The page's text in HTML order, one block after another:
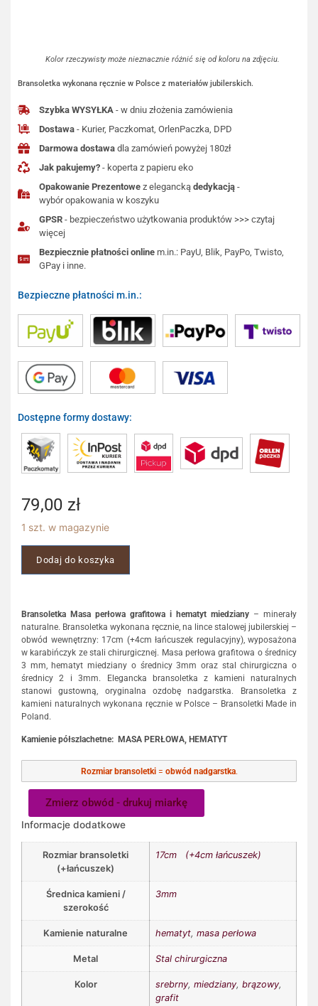
Kolor rzeczywisty może nieznacznie różnić się od koloru na zdjęciu.
Bransoletka wykonana ręcznie w Polsce z materiałów jubilerskich.
Szybka WYSYŁKA - w dniu złożenia zamówienia
Dostawa - Kurier, Paczkomat, OrlenPaczka, DPD
Darmowa dostawa dla zamówień powyżej 180zł
Jak pakujemy? - koperta z papieru eko
Opakowanie Prezentowe z eleganckądedykacją -
wybór opakowania w koszyku
GPSR - bezpieczeństwo użytkowania produktów >>> czytaj
więcej
Bezpiecznie płatności online m.in.: PayU, Blik, PayPo, Twisto,
GPay i inne.
Bezpieczne płatności m.in.:
Dostępne formy dostawy:
79,00 zł
1 szt. w magazynie
Dodaj do koszyka
Bransoletka Masa perłowa grafitowa i hematyt miedziany – minerały
naturalne. Bransoletka wykonana ręcznie, na lince stalowej jubilerskiej –
obwód wewnętrzny: 17cm (+4cm łańcuszek regulacyjny), wyposażona
w karabińczyk ze stali chirurgicznej. Masa perłowa grafitowa o średnicy
3 mm, hematyt miedziany o średnicy 3mm oraz stal chirurgiczna o
średnicy 2 i 3mm. Elegancka bransoletka z kamieni naturalnych
stanowi gustowną, oryginalna ozdobę nadgarstka. Bransoletka z
kamieni naturalnych wykonana ręcznie w Polsce – Bransoletki Made in
Poland.
Kamienie półszlachetne: MASA PERŁOWA, HEMATYT
Rozmiar bransoletki= obwód nadgarstka.
Zmierz obwód - drukuj miarkę
Informacje dodatkowe
Rozmiar bransoletki
(+łańcuszek)
17cm (+4cm łańcuszek)
Średnica kamieni /
szerokość
3mm
Kamienie naturalne hematyt, masa perłowa
Metal Stal chirurgiczna
Kolor srebrny, miedziany, brązowy,
grafit